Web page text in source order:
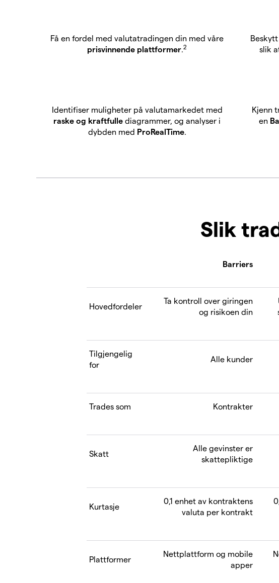
Få en fordel med valutatradingen din med våre
prisvinnende plattformer.2
slik
Identifiser muligheter på valutamarkedet med
raske og kraftfulle diagrammer, og analyser i
dybden med ProRealTime.
Kjenn
en
Slik
Barriers
Hovedfordeler
Ta kontroll over giringen
og risikoen din
Tilgjengelig
for
Alle kunder
Trades som Kontrakter
Skatt
Alle gevinster er
skattepliktige
Kurtasje
0,1 enhet av kontraktens
valuta per kontrakt
Plattformer
Nettplattform og mobile
apper